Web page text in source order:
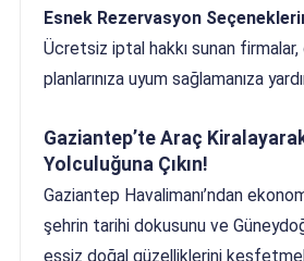
Esnek Rezervasyon
Ücretsiz iptal hakkı sunan
planlarınıza uyum sağlamanıza
Gaziantep’te Araç
Yolculuğuna Çıkın!
Gaziantep Havalimanı’ndan
şehrin tarihi dokusunu ve
eşsiz doğal güzelliklerini